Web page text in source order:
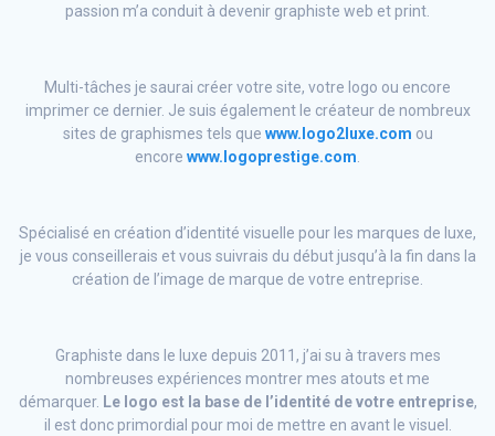
passion m’a conduit à devenir graphiste web et print.
Multi-tâches je saurai créer votre site, votre logo ou encore
imprimer ce dernier. Je suis également le créateur de nombreux
sites de graphismes tels que www.logo2luxe.com ou
encore www.logoprestige.com
Spécialisé en création d’identité visuelle pour les marques de luxe,
je vous conseillerais et vous suivrais du début jusqu’à la fin dans la
création de l’image de marque de votre entreprise.
Graphiste dans le luxe depuis 2011, j’ai su à travers mes
nombreuses expériences montrer mes atouts et me
démarquer. Le logo est la base de l’identité de votre entreprise,
il est donc primordial pour moi de mettre en avant le visuel.